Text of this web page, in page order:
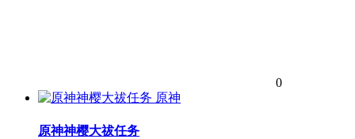
0
原神
原神神樱大祓任务